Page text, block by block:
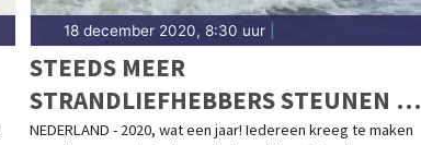
18 december 2020, 8:30 uur|
STEEDS MEER
STRANDLIEFHEBBERS STEUNEN DE
REDDINGSBRIGADE
NEDERLAND - 2020, wat een jaar! Iedereen kreeg te maken